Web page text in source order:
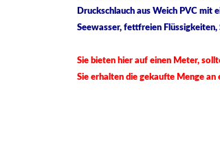
Druckschlauch aus Weich PVC mit
Seewasser, fettfreien Flüssigkeiten,
Sie bieten hier auf einen Meter,
Sie erhalten die gekaufte Menge an